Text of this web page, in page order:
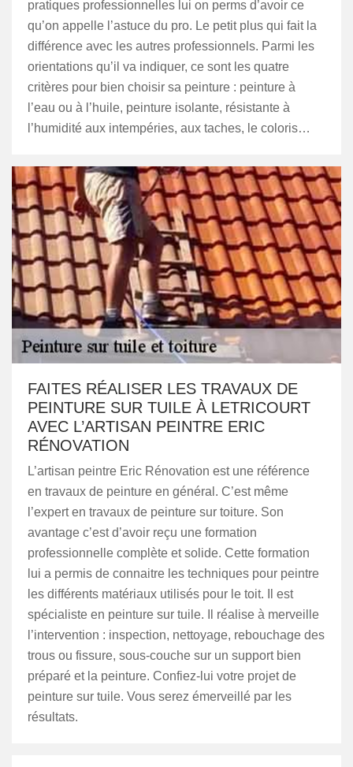
pratiques professionnelles lui on perms d’avoir ce
qu’on appelle l’astuce du pro. Le petit plus qui fait la
différence avec les autres professionnels. Parmi les
orientations qu’il va indiquer, ce sont les quatre
critères pour bien choisir sa peinture : peinture à
l’eau ou à l’huile, peinture isolante, résistante à
l’humidité aux intempéries, aux taches, le coloris…
FAITES RÉALISER LES TRAVAUX DE
PEINTURE SUR TUILE À LETRICOURT
AVEC L’ARTISAN PEINTRE ERIC
RÉNOVATION
L’artisan peintre Eric Rénovation est une référence
en travaux de peinture en général. C’est même
l’expert en travaux de peinture sur toiture. Son
avantage c’est d’avoir reçu une formation
professionnelle complète et solide. Cette formation
lui a permis de connaitre les techniques pour peintre
les différents matériaux utilisés pour le toit. Il est
spécialiste en peinture sur tuile. Il réalise à merveille
l’intervention : inspection, nettoyage, rebouchage des
trous ou fissure, sous-couche sur un support bien
préparé et la peinture. Confiez-lui votre projet de
peinture sur tuile. Vous serez émerveillé par les
résultats.